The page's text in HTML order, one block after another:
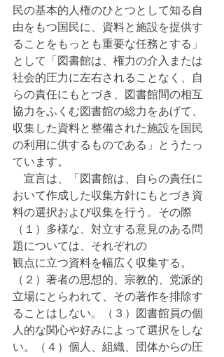
民の基本的人権のひとつとして知る自
由をもつ国民に、資料と施設を提供す
ることをもっとも重要な任務とする」
として「図書館は、権力の介入または
社会的圧力に左右されることなく、自
らの責任にもとづき、図書館間の相互
協力をふくむ図書館の総力をあげて、
収集した資料と整備された施設を国民
の利用に供するものである」とうたっ
ています。
宣言は、「図書館は、自らの責任に
おいて作成した収集方針にもとづき資
料の選択および収集を行う。その際
（１）多様な、対立する意見のある問
題については、それぞれの
観点に立つ資料を幅広く収集する。
（２）著者の思想的、宗教的、党派的
立場にとらわれて、その著作を排除す
ることはしない。（３）図書館員の個
人的な関心や好みによって選択をしな
い。（４）個人、組織、団体からの圧